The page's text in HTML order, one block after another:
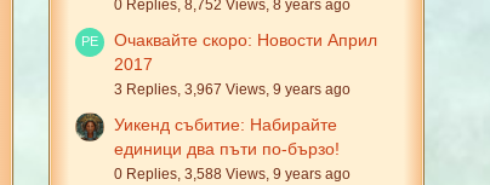
0 Replies, 8,752 Views, 8 years ago
Очаквайте скоро: Новости Април
2017
3 Replies, 3,967 Views, 9 years ago
Уикенд събитие: Набирайте
единици два пъти по-бързо!
0 Replies, 3,588 Views, 9 years ago